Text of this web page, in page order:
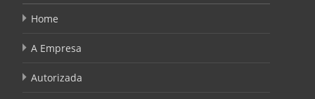
Home
A Empresa
Autorizada